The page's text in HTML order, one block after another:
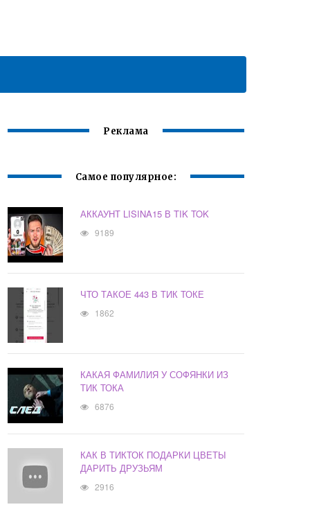
Реклама
Самое популярное:
АККАУНТ LISINA15 В TIK TOK
9189
ЧТО ТАКОЕ 443 В ТИК ТОКЕ
1862
КАКАЯ ФАМИЛИЯ У СОФЯНКИ ИЗ
ТИК ТОКА
6876
КАК В ТИКТОК ПОДАРКИ ЦВЕТЫ
ДАРИТЬ ДРУЗЬЯМ
2916